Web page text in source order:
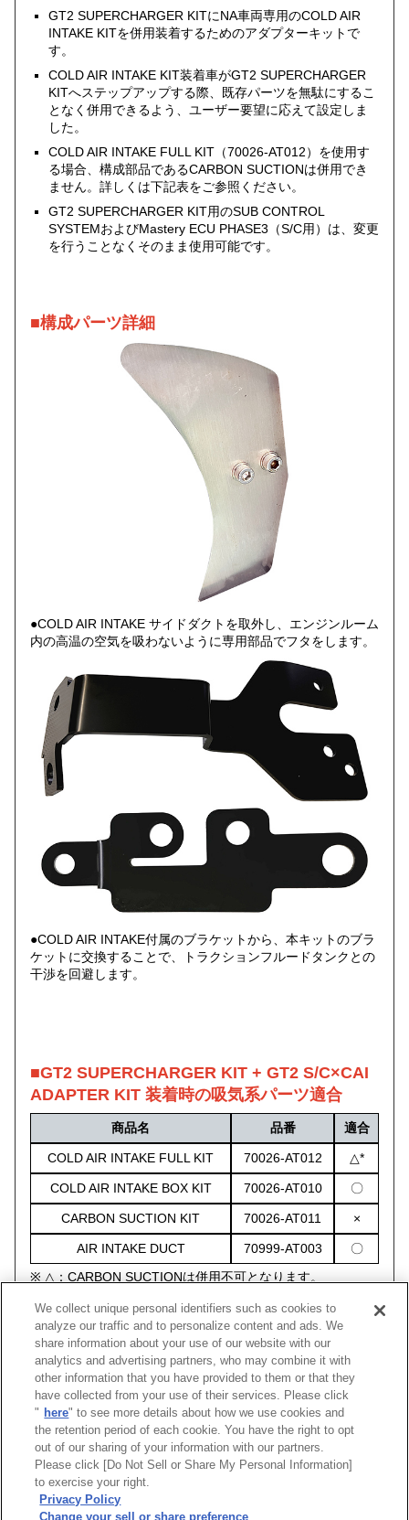
GT2 SUPERCHARGER KITにNA車両専用のCOLD AIR
INTAKE KITを併用装着するためのアダプターキットで
す。
COLD AIR INTAKE KIT装着車がGT2 SUPERCHARGER
KITへステップアップする際、既存パーツを無駄にするこ
となく併用できるよう、ユーザー要望に応えて設定しま
した。
COLD AIR INTAKE FULL KIT（70026-AT012）を使用す
る場合、構成部品であるCARBON SUCTIONは併用でき
ません。詳しくは下記表をご参照ください。
GT2 SUPERCHARGER KIT用のSUB CONTROL
SYSTEMおよびMastery ECU PHASE3（S/C用）は、変更
を行うことなくそのまま使用可能です。
■構成パーツ詳細
●COLD AIR INTAKE サイドダクトを取外し、エンジンルーム
内の高温の空気を吸わないように専用部品でフタをします。
●COLD AIR INTAKE付属のブラケットから、本キットのブラ
ケットに交換することで、トラクションフルードタンクとの
干渉を回避します。
■GT2 SUPERCHARGER KIT + GT2 S/C×CAI
ADAPTER KIT 装着時の吸気系パーツ適合
商品名 品番 適合
COLD AIR INTAKE FULL KIT 70026-AT012 △*
COLD AIR INTAKE BOX KIT 70026-AT010 〇
CARBON SUCTION KIT 70026-AT011 ×
AIR INTAKE DUCT 70999-AT003
〇
※ △：CARBON SUCTIONは併用不可となります。
車種 型式 エンジン 年式 品名
BRZ ZD8 FA24 21/08 - コールドエアインテークアダプ
]
We collect unique personal identifiers such as cookies to
analyze our traffic and to personalize content and ads. We
share information about your use of our website with our
analytics and advertising partners, who may combine it with
other information that you have provided to them or that they
have collected from your use of their services. Please click
" here" to see more details about how we use cookies and
the retention period of each cookie. You have the right to opt
out of our sharing of your information with our partners.
Please click [Do Not Sell or Share My Personal Information]
to exercise your right.
Privacy Policy
Change your sell or share preference